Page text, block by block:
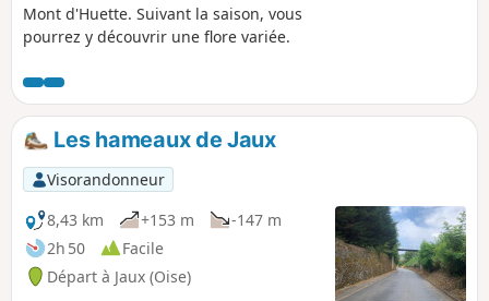
Mont d'Huette. Suivant la saison, vous
pourrez y découvrir une flore variée.
Les hameaux de Jaux
Visorandonneur
8,43 km
+153 m
-147 m
2h 50
Facile
Départ à Jaux (Oise)